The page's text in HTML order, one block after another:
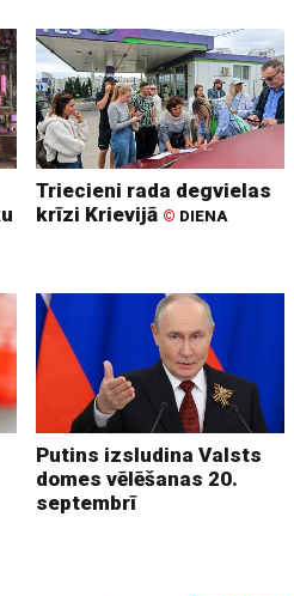
Triecieni rada degvielas
krīzi Krievijā © DIENA
Putins izsludina Valsts
domes vēlēšanas 20.
septembrī